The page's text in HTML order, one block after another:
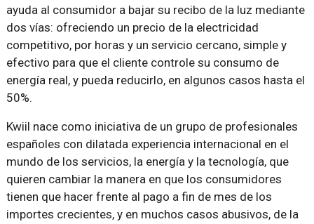
ayuda al consumidor a bajar su recibo de la luz mediante
dos vías: ofreciendo un precio de la electricidad
competitivo, por horas y un servicio cercano, simple y
efectivo para que el cliente controle su consumo de
energía real, y pueda reducirlo, en algunos casos hasta el
50%.
Kwiil nace como iniciativa de un grupo de profesionales
españoles con dilatada experiencia internacional en el
mundo de los servicios, la energía y la tecnología, que
quieren cambiar la manera en que los consumidores
tienen que hacer frente al pago a fin de mes de los
importes crecientes, y en muchos casos abusivos, de la